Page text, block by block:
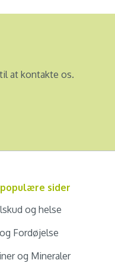
at kontakte os.
sider
og helse
Fordøjelse
og Mineraler